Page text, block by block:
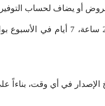
أو يضاف لحساب
• يمكن سحب العائد المضاف للحساب بكل
بعد مرور أول 6 شهور من تاريخ الإصدار